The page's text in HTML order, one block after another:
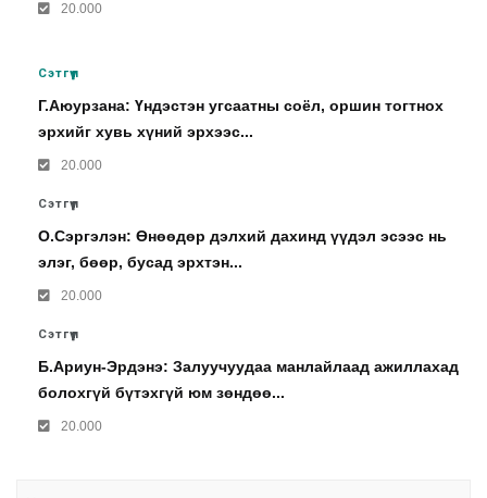
20.000
Сэтгүүл
Г.Аюурзана: Үндэстэн угсаатны соёл, оршин тогтнох
эрхийг хувь хүний эрхээс...
20.000
Сэтгүүл
О.Сэргэлэн: Өнөөдөр дэлхий дахинд үүдэл эсээс нь
элэг, бөөр, бусад эрхтэн...
20.000
Сэтгүүл
Б.Ариун-Эрдэнэ: Залуучуудаа манлайлаад ажиллахад
болохгүй бүтэхгүй юм зөндөө...
20.000